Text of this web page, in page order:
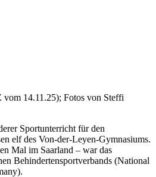
14.11.25); Fotos von Steffi
Sportunterricht für den
elf des Von-der-Leyen-Gymnasiums.
Mal im Saarland – war das
Behindertensportverbands (National